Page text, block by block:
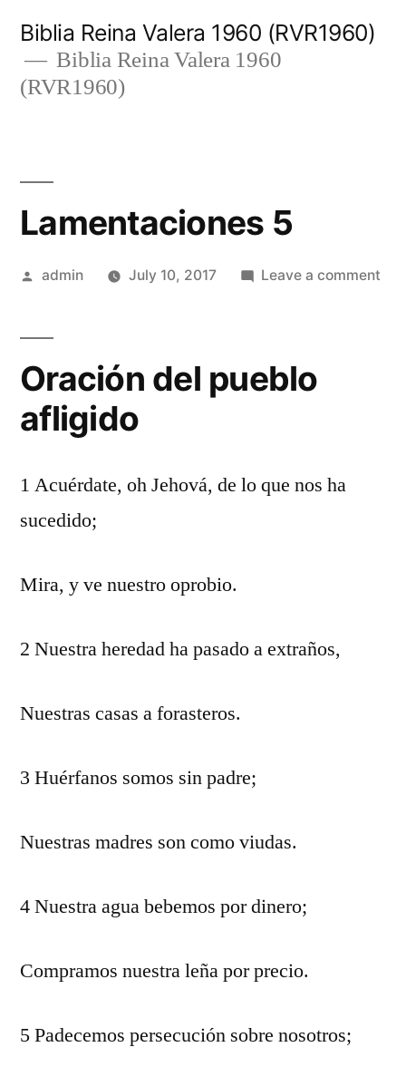
content
Biblia Reina Valera 1960 (RVR1960)
Biblia Reina Valera 1960
(RVR1960)
Lamentaciones 5
Posted
admin July 10, 2017 Leave a comment
Oración del pueblo
afligido
1 Acuérdate, oh Jehová, de lo que nos ha
sucedido;
Mira, y ve nuestro oprobio.
2 Nuestra heredad ha pasado a extraños,
Nuestras casas a forasteros.
3 Huérfanos somos sin padre;
Nuestras madres son como viudas.
4 Nuestra agua bebemos por dinero;
Compramos nuestra leña por precio.
5 Padecemos persecución sobre nosotros;